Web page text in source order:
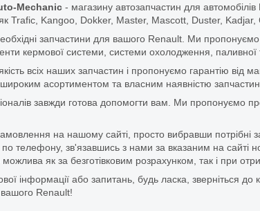
Mechanic - магазину автозапчастин для
як Trafic, Kangoo, Dokker, Master, Mascott, Duster,
запчастини для вашого Renault. Ми пропонуємо
кермової системи, системи охолодження, паливної
всіх наших запчастин і пропонуємо гарантію
асортиментом та власним наявністю
завжди готова допомогти вам. Ми пропонуємо
на нашому сайті, просто вибравши потрібні
телефону, зв'язавшись з нами за вказаним на
як за безготівковим розрахунком, так і при
інформації або запитань, будь ласка, зверніться
Renault!